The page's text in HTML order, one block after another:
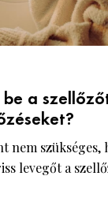
a
nem szükséges,
levegőt a